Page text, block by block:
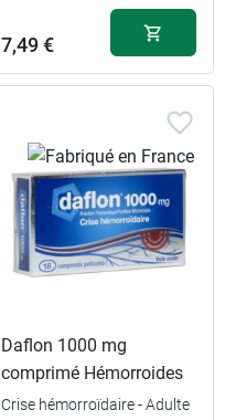
7,49 €
Daflon 1000 mg
comprimé Hémorroides
Crise hémorroïdaire - Adulte